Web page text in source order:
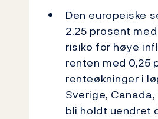
Den europeiske
2,25 prosent
risiko for høye
renten med 0,25
renteøkninger i
Sverige,
bli holdt uendret